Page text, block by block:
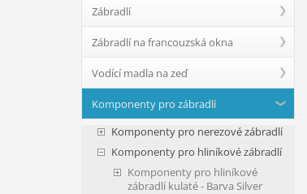
Zábradlí
Zábradlí na francouzská okna
Vodící madla na zeď
Komponenty pro zábradlí
Komponenty pro nerezové zábradlí
Komponenty pro hliníkové zábradlí
Komponenty pro hliníkové
zábradlí kulaté - Barva Silver